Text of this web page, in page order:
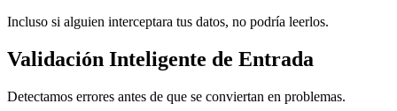
Incluso si alguien interceptara tus datos, no podría leerlos.
Validación Inteligente de Entrada
Detectamos errores antes de que se conviertan en problemas.